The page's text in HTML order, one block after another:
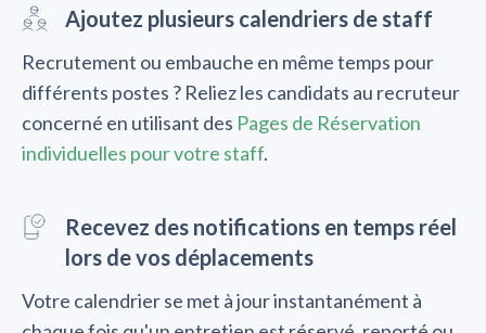
Ajoutez plusieurs calendriers de staff
Recrutement ou embauche en même temps pour
différents postes ? Reliez les candidats au recruteur
concerné en utilisant des Pages de Réservation
individuelles pour votre staff.
Recevez des notifications en temps réel
lors de vos déplacements
Votre calendrier se met à jour instantanément à